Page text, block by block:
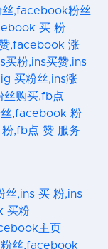
,facebook粉丝
买 粉
,facebook 涨
买粉,ins买赞,ins
买粉丝,ins涨
购买,fb点
,facebook 粉
,fb点 赞 服务
丝,ins 买 粉,ins
买粉
主页
丝,facebook